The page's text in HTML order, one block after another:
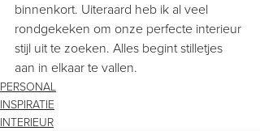
binnenkort. Uiteraard heb ik al veel
rondgekeken om onze perfecte interieur
stijl uit te zoeken. Alles begint stilletjes
aan in elkaar te vallen.
PERSONAL
INSPIRATIE
INTERIEUR